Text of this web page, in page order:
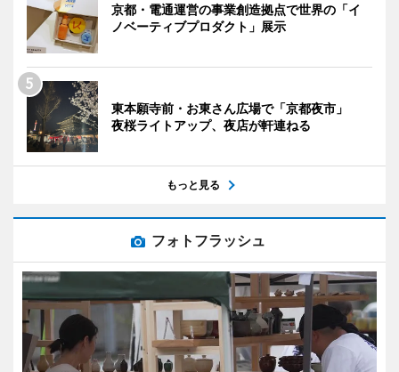
京都・電通運営の事業創造拠点で世界の「イ
ノベーティブプロダクト」展示
東本願寺前・お東さん広場で「京都夜市」
夜桜ライトアップ、夜店が軒連ねる
もっと見る
フォトフラッシュ